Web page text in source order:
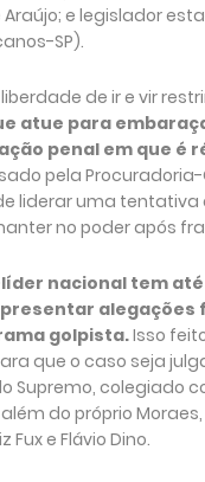
e legislador
SP).
de ir e vir
atue para
penal em que é
pela
liderar uma tentativa
no poder após
nacional tem
alegações
golpista.Isso
que o caso seja
Supremo, colegiado
do próprio
Fux e Flávio Dino.